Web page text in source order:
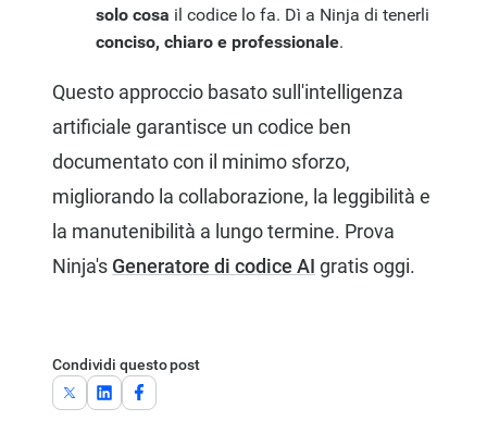
solo cosa il codice lo fa. Dì a Ninja di tenerli
conciso, chiaro e professionale.
Questo approccio basato sull'intelligenza
artificiale garantisce un codice ben
documentato con il minimo sforzo,
migliorando la collaborazione, la leggibilità e
la manutenibilità a lungo termine. Prova
Ninja's Generatore di codice AI gratis oggi.
Condividi questo post